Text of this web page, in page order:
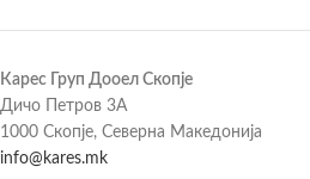
Карес Груп Дооел Скопје
Дичо Петров 3А
1000 Скопје, Северна Македонија
info@kares.mk